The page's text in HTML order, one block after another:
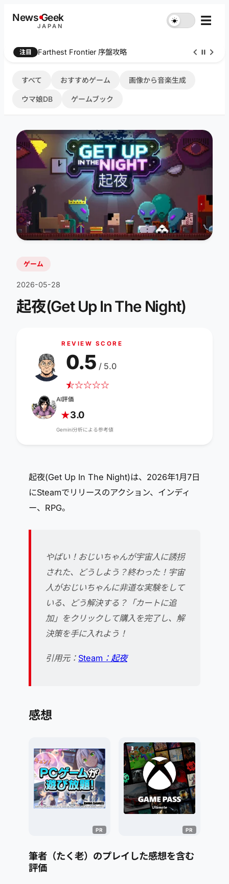
NewsGeek
JAPAN
☀︎ ☰
注目 Farthest Frontier 序盤攻略
すべて おすすめゲーム 画像から音楽生成
ウマ娘DB ゲームブック
ゲーム
2026-05-28
起夜(Get Up In The Night)
REVIEW SCORE
☆
★☆☆☆☆
0.5 / 5.0
AI評価
★3.0
Gemini分析による参考値
起夜(Get Up In The Night)は、2026年1月7日
にSteamでリリースのアクション、インディ
ー、RPG。
やばい！おじいちゃんが宇宙人に誘拐
された、どうしよう？終わった！宇宙
人がおじいちゃんに非道な実験をして
いる、どう解決する？「カートに追
加」をクリックして購入を完了し、解
決策を手に入れよう！
引用元： Steam：起夜
感想
筆者（たく老）のプレイした感想を含む
評価